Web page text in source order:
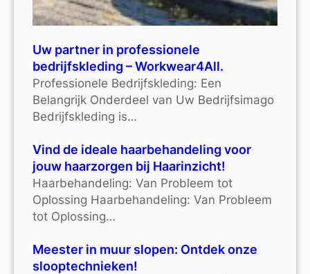
Uw partner in professionele
bedrijfskleding – Workwear4All.
Professionele Bedrijfskleding: Een
Belangrijk Onderdeel van Uw Bedrijfsimago
Bedrijfskleding is…
Vind de ideale haarbehandeling voor
jouw haarzorgen bij Haarinzicht!
Haarbehandeling: Van Probleem tot
Oplossing Haarbehandeling: Van Probleem
tot Oplossing…
Meester in muur slopen: Ontdek onze
slooptechnieken!